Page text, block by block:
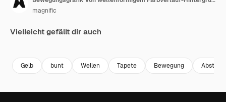
magnific
Vielleicht gefällt dir auch
Gelb bunt Wellen Tapete Bewegung